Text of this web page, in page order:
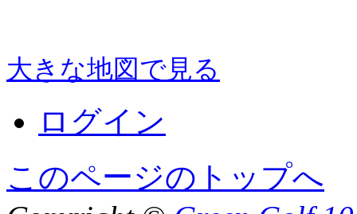
大きな地図で見る
ログイン
このページのトップへ